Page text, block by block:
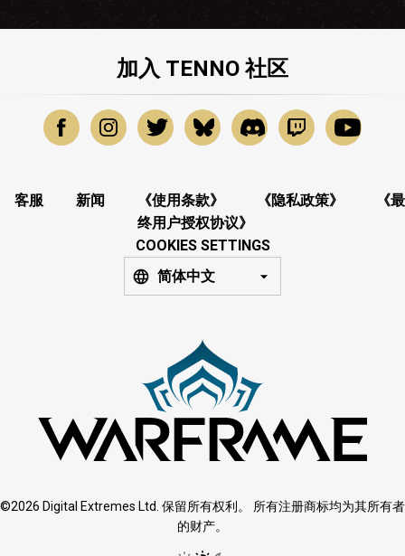
加入 TENNO 社区
客服 新闻 《使用条款》 《隐私政策》
《最
终用户授权协议》
COOKIES SETTINGS
简体中文
©2026 Digital Extremes Ltd. 保留所有权利。 所有注册商标均为其所有者
的财产。